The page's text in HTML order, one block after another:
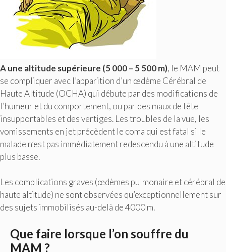
A une altitude supérieure (5 000 – 5 500 m), le MAM peut
se compliquer avec l’apparition d’un œdème Cérébral de
Haute Altitude (OCHA) qui débute par des modifications de
l’humeur et du comportement, ou par des maux de tête
insupportables et des vertiges. Les troubles de la vue, les
vomissements en jet précèdent le coma qui est fatal si le
malade n’est pas immédiatement redescendu à une altitude
plus basse.
Les complications graves (œdèmes pulmonaire et cérébral de
haute altitude) ne sont observées qu’exceptionnellement sur
des sujets immobilisés au-delà de 4000 m.
Que faire lorsque l’on souffre du
MAM ?